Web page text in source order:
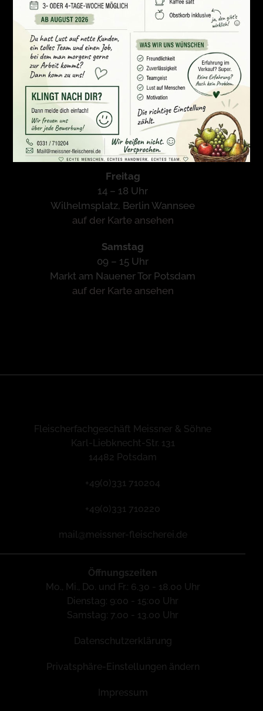
Standorte im Überblick
Donnerstag
08 – 16 Uhr
Rathausmarkt, Kleinmachnow
auf der Karte ansehen
Freitag
08 – 13 Uhr
Matterhornstraße, Schlachtensee
auf der Karte ansehen
Freitag
14 – 18 Uhr
Wilhelmsplatz, Berlin Wannsee
auf der Karte ansehen
Samstag
09 – 15 Uhr
Markt am Nauener Tor Potsdam
auf der Karte ansehen
Fleischerfachgeschäft Meissner & Söhne
Karl-Liebknecht-Str. 131
14482 Potsdam
+49(0)331 710204
+49(0)331 710220
mail@meissner-fleischerei.de
Öffnungszeiten
Mo., Mi., Do. und Fr.: 6.30 - 18.00 Uhr
Dienstag: 9:00 - 15:00 Uhr
Samstag: 7.00 - 13.00 Uhr
Datenschutzerklärung
Privatsphäre-Einstellungen ändern
Impressum